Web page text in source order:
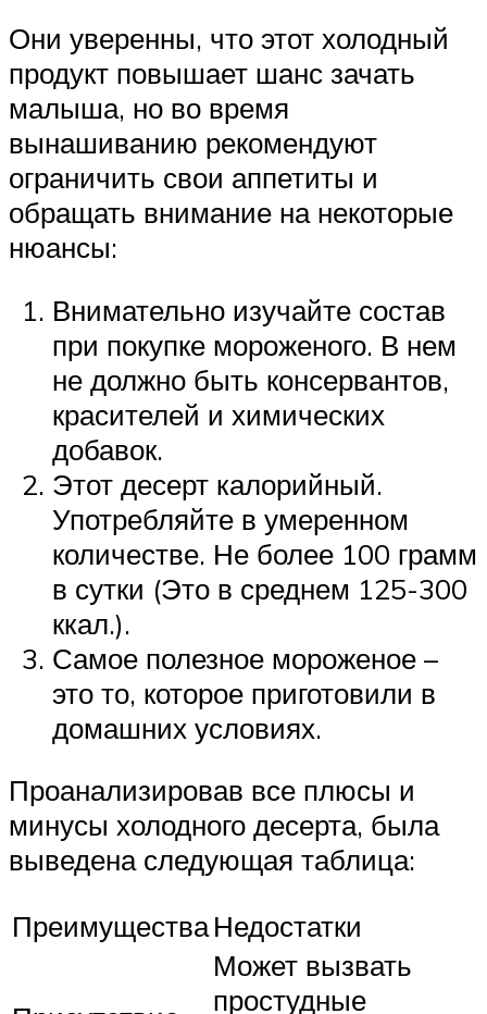
Они уверенны, что этот холодный
продукт повышает шанс зачать
малыша, но во время
вынашиванию рекомендуют
ограничить свои аппетиты и
обращать внимание на некоторые
нюансы:
Внимательно изучайте состав
при покупке мороженого. В нем
не должно быть консервантов,
красителей и химических
добавок.
Этот десерт калорийный.
Употребляйте в умеренном
количестве. Не более 100 грамм
в сутки (Это в среднем 125-300
ккал.).
Самое полезное мороженое –
это то, которое приготовили в
домашних условиях.
Проанализировав все плюсы и
минусы холодного десерта, была
выведена следующая таблица:
ПреимуществаНедостатки
Может вызвать
простудные